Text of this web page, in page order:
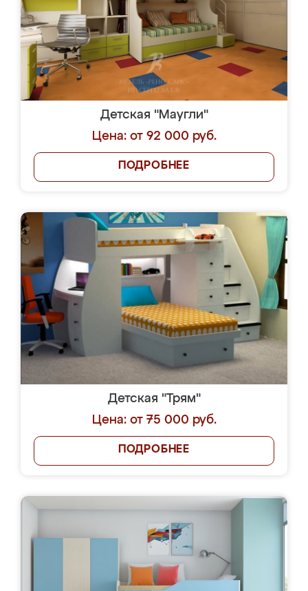
Детская "Маугли"
Цена: от 92 000 руб.
ПОДРОБНЕЕ
Детская "Трям"
Цена: от 75 000 руб.
ПОДРОБНЕЕ